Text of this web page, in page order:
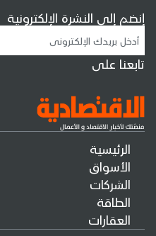
الرئيسية
الأسواق
الشركات
الطاقة
العقارات
إنضم إلى النشرة الإلكترونية
تابعنا على